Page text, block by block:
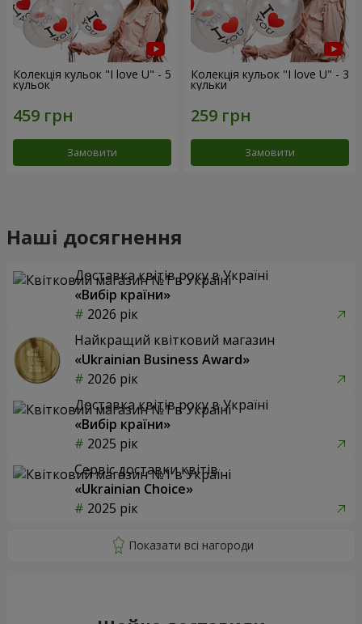
Колекція кульок "I love U" - 5
кульок
Замовити
Колекція кульок "I love U" - 3
кульки
Замовити
Наші досягнення
Доставка квітів року в Україні
«Вибір країни»
2026 рік
Найкращий квітковий магазин
«Ukrainian Business Award»
2026 рік
Доставка квітів року в Україні
«Вибір країни»
2025 рік
Сервіс доставки квітів
«Ukrainian Choice»
2025 рік